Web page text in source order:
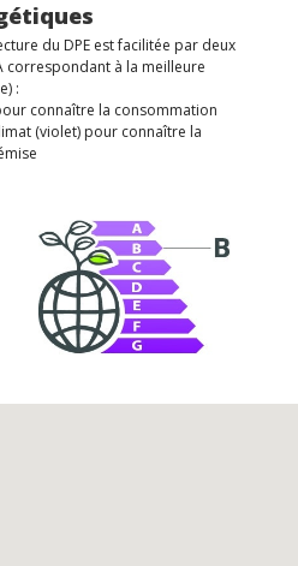
du DPE est facilitée par deux
correspondant à la meilleure
:
connaître la consommation
(violet) pour connaître la